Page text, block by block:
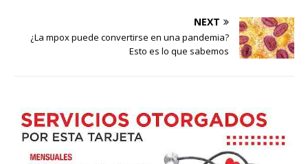
NEXT
¿La mpox puede convertirse en una pandemia?
Esto es lo que sabemos